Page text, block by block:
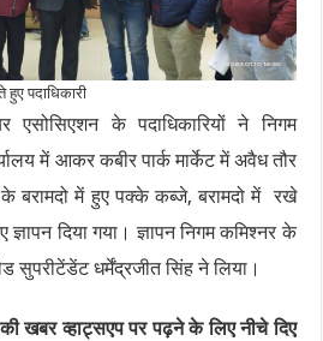
हुए पदाधिकारी
एसोसिएशन के पदाधिकारियों ने निगम
में आकर कबीर पार्क मार्केट में अवैध तौर
के बरामदो में हुए पक्के कब्जे, बरामदो में रखे
दिया गया। ज्ञापन निगम कमिश्नर के
सुपरीटेंडेंट धर्मेंद्रजीत सिंह ने लिया।
खबर व्हाट्सएप पर पढ़ने के लिए नीचे दिए